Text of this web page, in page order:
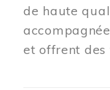
de haute
et offrent des